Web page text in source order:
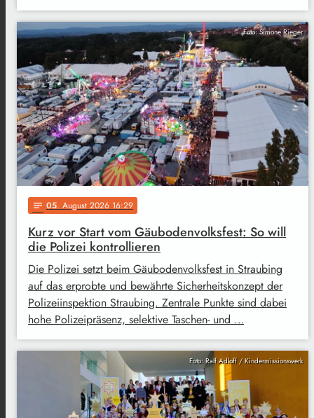
Foto: Simone Rieger
notes 05. August 2026 16:29
Kurz vor Start vom Gäubodenvolksfest: So will
die Polizei kontrollieren
Die Polizei setzt beim Gäubodenvolksfest in Straubing
auf das erprobte und bewährte Sicherheitskonzept der
Polizeiinspektion Straubing. Zentrale Punkte sind dabei
hohe Polizeipräsenz, selektive Taschen- und …
Foto: Ralf Adloff / Kindermissionswerk